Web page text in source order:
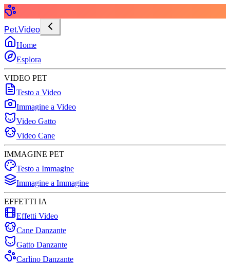
Pet.Video
Home
Esplora
VIDEO PET
Testo a Video
Immagine a Video
Video Gatto
Video Cane
IMMAGINE PET
Testo a Immagine
Immagine a Immagine
EFFETTI IA
Effetti Video
Cane Danzante
Gatto Danzante
Carlino Danzante